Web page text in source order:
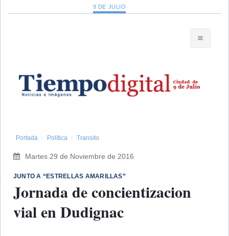
9 DE JULIO
Portada Política Transito
Martes 29 de Noviembre de 2016
JUNTO A “ESTRELLAS AMARILLAS”
Jornada de concientizacion
vial en Dudignac